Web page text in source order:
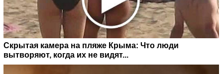
Скрытая камера на пляже Крыма: Что люди
вытворяют, когда их не видят...